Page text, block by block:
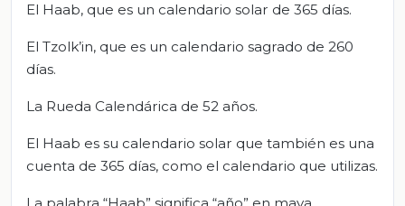
El Haab, que es un calendario solar de 365 días.
El Tzolk’in, que es un calendario sagrado de 260
días.
La Rueda Calendárica de 52 años.
El Haab es su calendario solar que también es una
cuenta de 365 días, como el calendario que utilizas.